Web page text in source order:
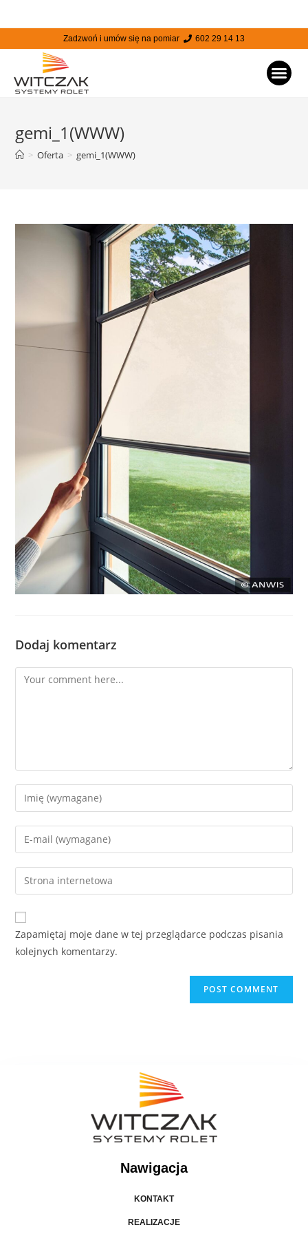
Zadzwoń i umów się na pomiar 602 29 14 13
gemi_1(WWW)
> Oferta > gemi_1(WWW)
Dodaj komentarz
Zapamiętaj moje dane w tej przeglądarce podczas pisania
kolejnych komentarzy.
Nawigacja
KONTAKT
REALIZACJE